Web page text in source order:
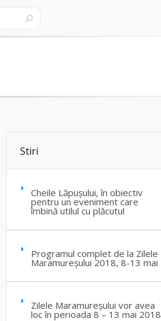
Stiri
Cheile Lăpușului, în obiectiv
pentru un eveniment care
îmbină utilul cu plăcutul
Programul complet de la Zilele
Maramureșului 2018, 8-13 mai
Zilele Maramureșului vor avea
loc în perioada 8 – 13 mai 2018